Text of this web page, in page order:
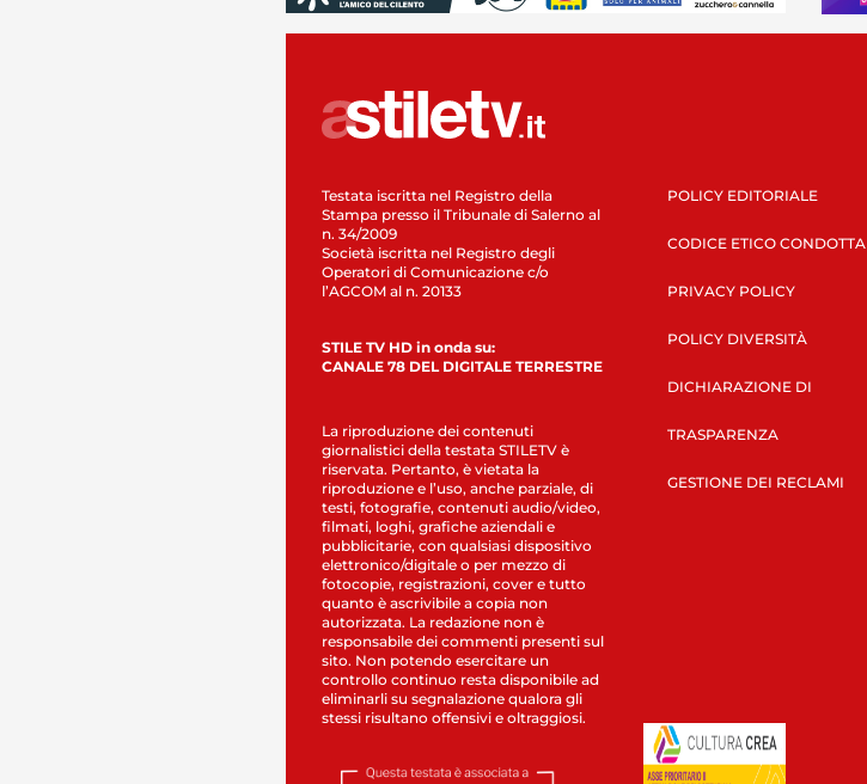
Testata iscritta nel Registro della
Stampa presso il Tribunale di Salerno al
n. 34/2009
Società iscritta nel Registro degli
Operatori di Comunicazione c/o
l’AGCOM al n. 20133
STILE TV HD in onda su:
CANALE 78 DEL DIGITALE TERRESTRE
La riproduzione dei contenuti
giornalistici della testata STILETV è
riservata. Pertanto, è vietata la
riproduzione e l’uso, anche parziale, di
testi, fotografie, contenuti audio/video,
filmati, loghi, grafiche aziendali e
pubblicitarie, con qualsiasi dispositivo
elettronico/digitale o per mezzo di
fotocopie, registrazioni, cover e tutto
quanto è ascrivibile a copia non
autorizzata. La redazione non è
responsabile dei commenti presenti sul
sito. Non potendo esercitare un
controllo continuo resta disponibile ad
eliminarli su segnalazione qualora gli
stessi risultano offensivi e oltraggiosi.
POLICY EDITORIALE
CODICE ETICO CONDOTTA
PRIVACY POLICY
POLICY DIVERSITÀ
DICHIARAZIONE DI
TRASPARENZA
GESTIONE DEI RECLAMI